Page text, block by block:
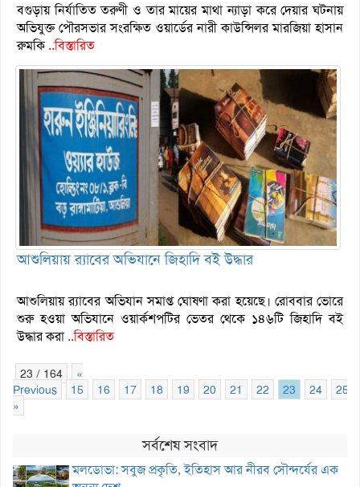
বগুড়ায় নির্যাতিত তরুণী ও তার মায়ের মাথা ন্যাড়া করে দেয়ার ঘটনায়
অভিযুক্ত পৌরসভার সংরক্ষিত ওয়ার্ডের নারী কাউন্সিলর মারজিয়া হাসান
রুমকি..বিস্তারিত
আশুলিয়ায় র‌্যাবের অভিযানে জিহাদি বই উদ্ধার
আশুলিয়ায় র‌্যাবের অভিযান সমাপ্ত ঘোষণা করা হয়েছে। রোববার ভোরে
শুরু হওয়া অভিযানে ওয়ার্কশপটির ভেতর থেকে ১৪৬টি জিহাদি বই
উদ্ধার করা..বিস্তারিত
23 / 164
«
Previous
15 16 17 18 19 20 21 22 23 24
25
»
সর্বশেষ সংবাদ
মলডোভা: সবুজ প্রকৃতি, ইতিহাস আর নীরব সৌন্দর্যের এক